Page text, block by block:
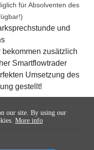
für Absolventen des
und
zusätzlich
Smartflowtrader
Umsetzung des
gestellt!
our site. By using our
More info